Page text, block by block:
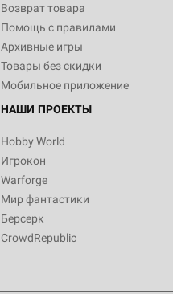
Возврат товара
Помощь с правилами
Архивные игры
Товары без скидки
Мобильное приложение
НАШИ ПРОЕКТЫ
Hobby World
Игрокон
Warforge
Мир фантастики
Берсерк
CrowdRepublic